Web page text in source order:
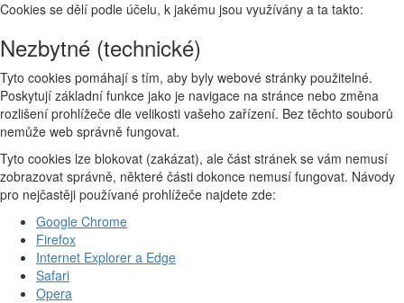
Cookies se dělí podle účelu, k jakému jsou využívány a ta takto:
Nezbytné (technické)
Tyto cookies pomáhají s tím, aby byly webové stránky použitelné.
Poskytují základní funkce jako je navigace na stránce nebo změna
rozlišení prohlížeče dle velikosti vašeho zařízení. Bez těchto souborů
nemůže web správně fungovat.
Tyto cookies lze blokovat (zakázat), ale část stránek se vám nemusí
zobrazovat správně, některé části dokonce nemusí fungovat. Návody
pro nejčastěji používané prohlížeče najdete zde:
Google Chrome
Firefox
Internet Explorer a Edge
Safari
Opera